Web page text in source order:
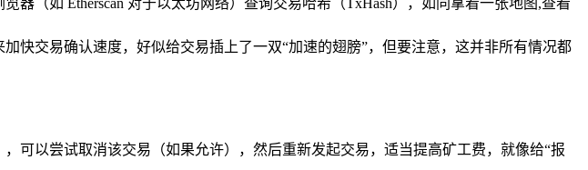
（如 Etherscan 对于以太坊网络）查询交易哈希（TxHash），如同拿着一张地图,查看
快交易确认速度，好似给交易插上了一双“加速的翅膀”，但要注意，这并非所有情况都
可以尝试取消该交易（如果允许），然后重新发起交易，适当提高矿工费，就像给“报